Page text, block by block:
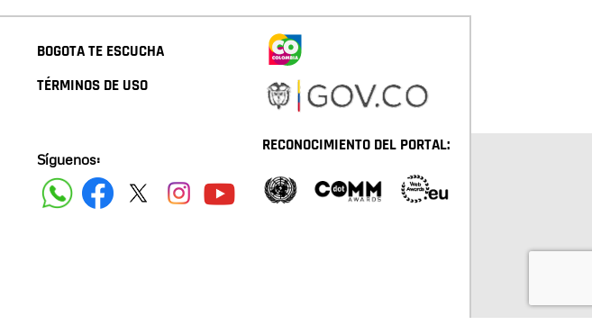
BOGOTA TE ESCUCHA
TÉRMINOS DE USO
Síguenos:
RECONOCIMIENTO DEL PORTAL: